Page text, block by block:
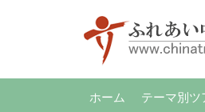
ホーム テーマ別ツ